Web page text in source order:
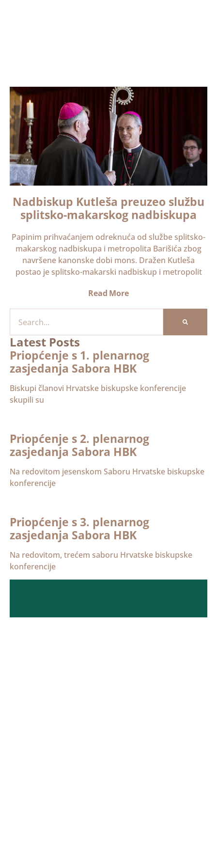
Nadbiskup Kutleša preuzeo službu
splitsko-makarskog nadbiskupa
Papinim prihvaćanjem odreknuća od službe splitsko-
makarskog nadbiskupa i metropolita Barišića zbog
navršene kanonske dobi mons. Dražen Kutleša
postao je splitsko-makarski nadbiskup i metropolit
Read More
Latest Posts
Priopćenje s 1. plenarnog
zasjedanja Sabora HBK
Biskupi članovi Hrvatske biskupske konferencije
skupili su
Priopćenje s 2. plenarnog
zasjedanja Sabora HBK
Na redovitom jesenskom Saboru Hrvatske biskupske
konferencije
Priopćenje s 3. plenarnog
zasjedanja Sabora HBK
Na redovitom, trećem saboru Hrvatske biskupske
konferencije